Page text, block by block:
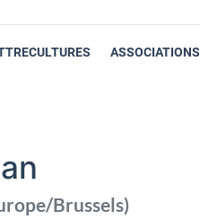
ASSOCIATIONS
Brussels)